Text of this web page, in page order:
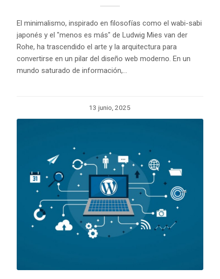
El minimalismo, inspirado en filosofías como el wabi-sabi
japonés y el "menos es más" de Ludwig Mies van der
Rohe, ha trascendido el arte y la arquitectura para
convertirse en un pilar del diseño web moderno. En un
mundo saturado de información,…
13 junio, 2025